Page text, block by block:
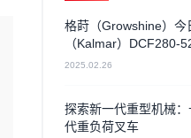
格莳（Growshine）今
（Kalmar）DCF280-
性能引领行业新高度
2025.02.26
探索新一代重型机械
代重负荷叉车